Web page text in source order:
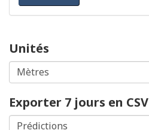
Unités
Exporter 7 jours en CSV